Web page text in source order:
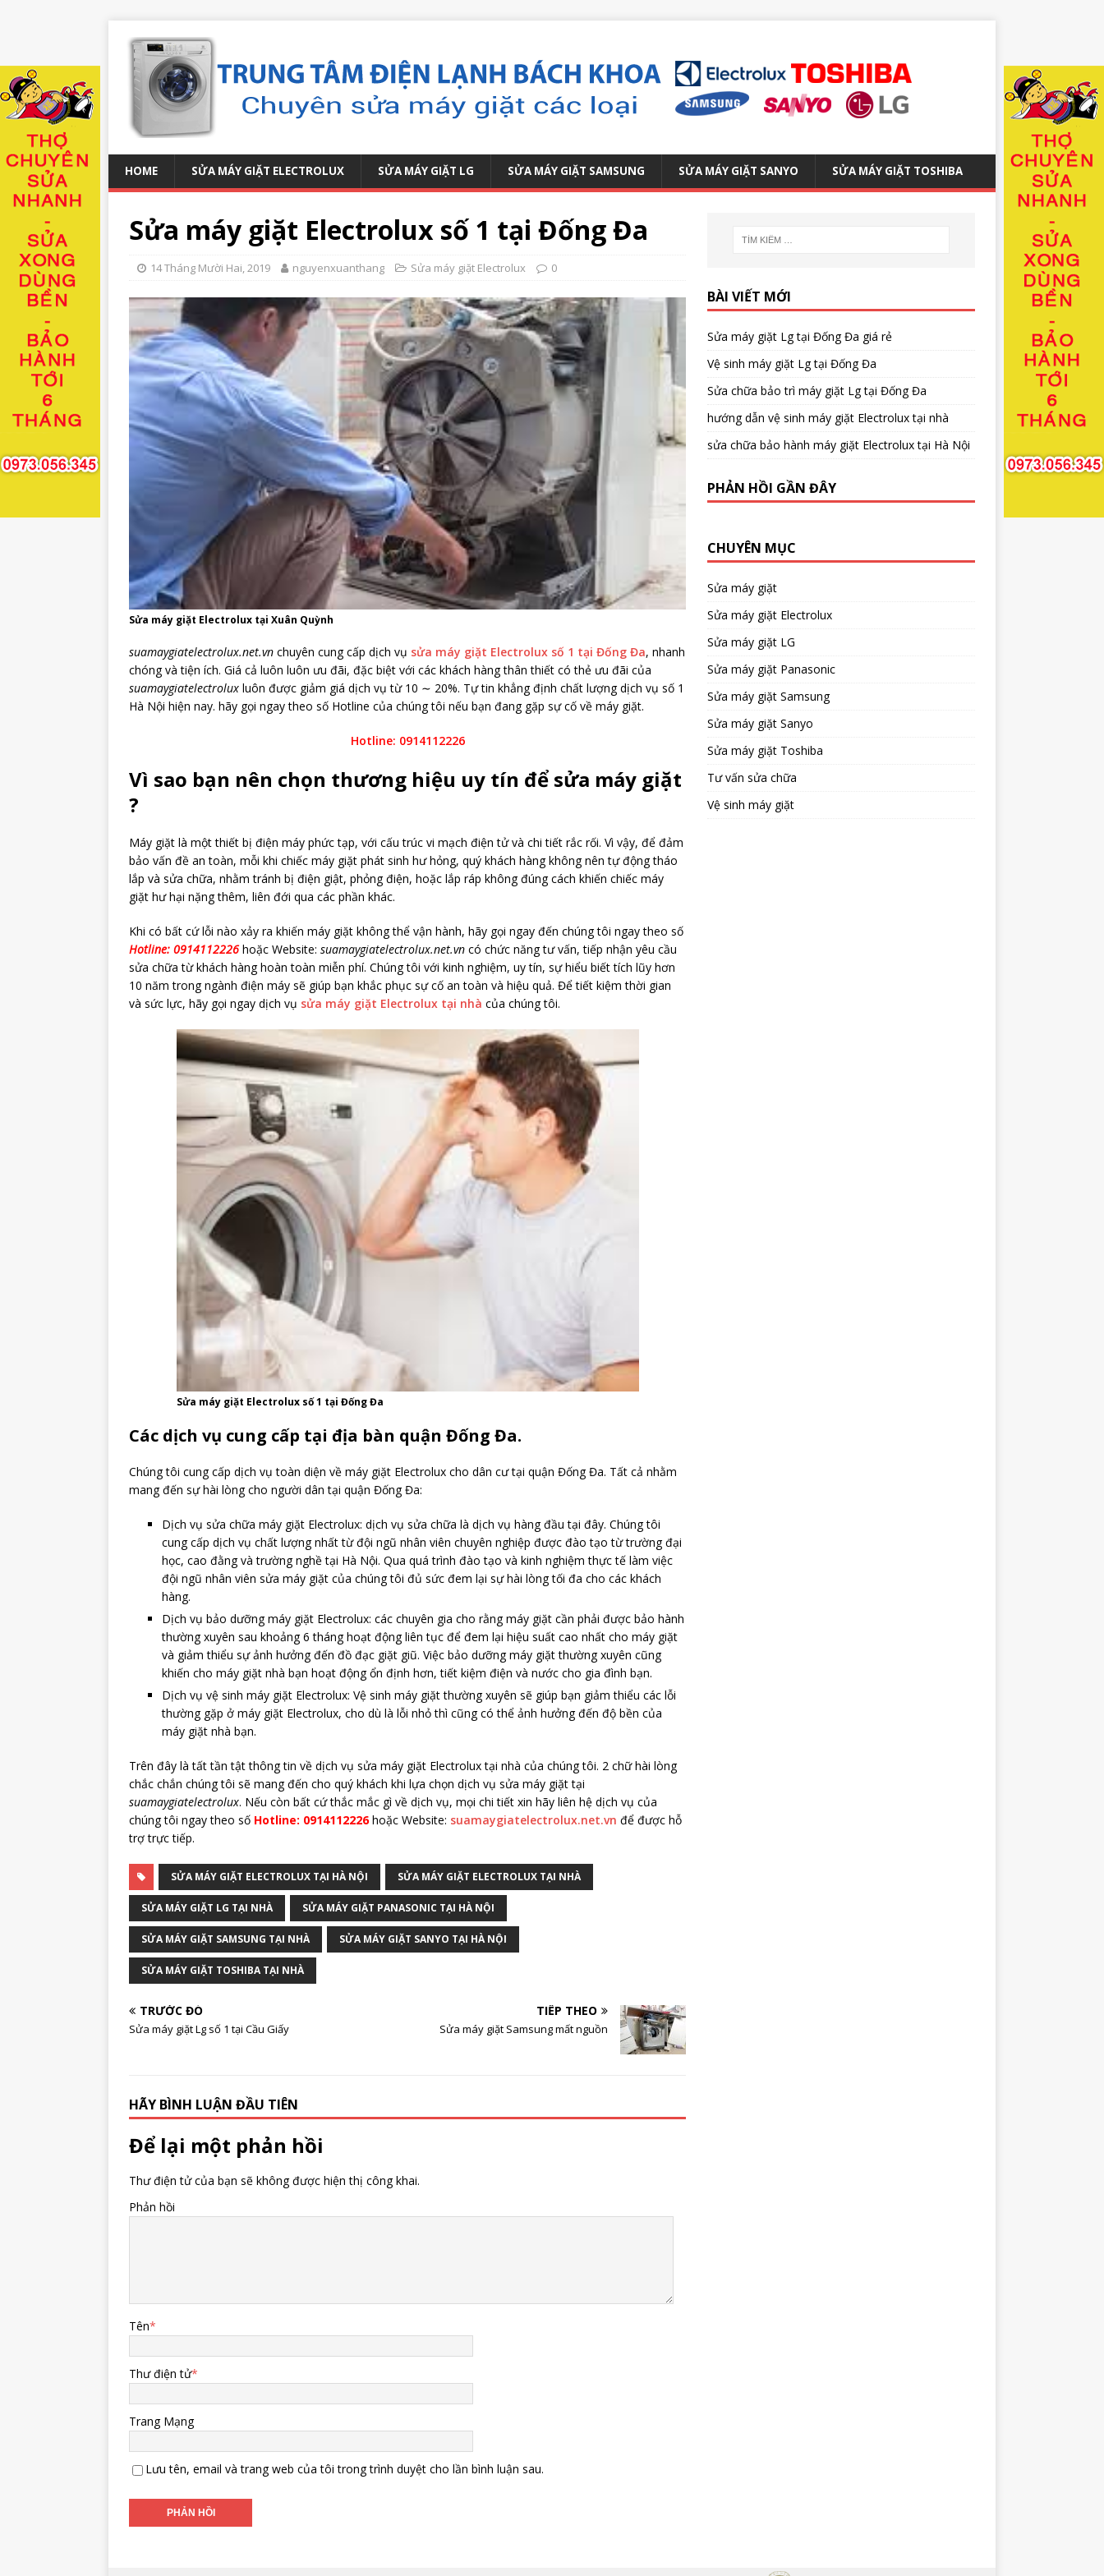
HOME SỬA MÁY GIẶT ELECTROLUX SỬA MÁY GIẶT LG SỬA MÁY GIẶT SAMSUNG SỬA MÁY GIẶT SANYO SỬA MÁY GIẶT TOSHIBA
Sửa máy giặt Electrolux số 1 tại Đống Đa
14 Tháng Mười Hai, 2019 nguyenxuanthang Sửa máy giặt Electrolux 0
Sửa máy giặt Electrolux tại Xuân Quỳnh
suamaygiatelectrolux.net.vn chuyên cung cấp dịch vụ sửa máy giặt Electrolux số 1 tại Đống Đa, nhanh
chóng và tiện ích. Giá cả luôn luôn ưu đãi, đặc biệt với các khách hàng thân thiết có thẻ ưu đãi của
suamaygiatelectrolux luôn được giảm giá dịch vụ từ 10 ∼ 20%. Tự tin khẳng định chất lượng dịch vụ số 1
Hà Nội hiện nay. hãy gọi ngay theo số Hotline của chúng tôi nếu bạn đang gặp sự cố về máy giặt.
Hotline: 0914112226
Vì sao bạn nên chọn thương hiệu uy tín để sửa máy giặt
?
Máy giặt là một thiết bị điện máy phức tạp, với cấu trúc vi mạch điện tử và chi tiết rắc rối. Vì vậy, để đảm
bảo vấn đề an toàn, mỗi khi chiếc máy giặt phát sinh hư hỏng, quý khách hàng không nên tự động tháo
lắp và sửa chữa, nhằm tránh bị điện giật, phỏng điện, hoặc lắp ráp không đúng cách khiến chiếc máy
giặt hư hại nặng thêm, liên đới qua các phần khác.
Khi có bất cứ lỗi nào xảy ra khiến máy giặt không thể vận hành, hãy gọi ngay đến chúng tôi ngay theo số
Hotline: 0914112226 hoặc Website: suamaygiatelectrolux.net.vn có chức năng tư vấn, tiếp nhận yêu cầu
sửa chữa từ khách hàng hoàn toàn miễn phí. Chúng tôi với kinh nghiệm, uy tín, sự hiểu biết tích lũy hơn
10 năm trong ngành điện máy sẽ giúp bạn khắc phục sự cố an toàn và hiệu quả. Để tiết kiệm thời gian
và sức lực, hãy gọi ngay dịch vụ sửa máy giặt Electrolux tại nhà của chúng tôi.
Sửa máy giặt Electrolux số 1 tại Đống Đa
Các dịch vụ cung cấp tại địa bàn quận Đống Đa.
Chúng tôi cung cấp dịch vụ toàn diện về máy giặt Electrolux cho dân cư tại quận Đống Đa. Tất cả nhằm
mang đến sự hài lòng cho người dân tại quận Đống Đa:
Dịch vụ sửa chữa máy giặt Electrolux: dịch vụ sửa chữa là dịch vụ hàng đầu tại đây. Chúng tôi
cung cấp dịch vụ chất lượng nhất từ đội ngũ nhân viên chuyên nghiệp được đào tạo từ trường đại
học, cao đằng và trường nghề tại Hà Nội. Qua quá trình đào tạo và kinh nghiệm thực tế làm việc
đội ngũ nhân viên sửa máy giặt của chúng tôi đủ sức đem lại sự hài lòng tối đa cho các khách
hàng.
Dịch vụ bảo dưỡng máy giặt Electrolux: các chuyên gia cho rằng máy giặt cần phải được bảo hành
thường xuyên sau khoảng 6 tháng hoạt động liên tục để đem lại hiệu suất cao nhất cho máy giặt
và giảm thiểu sự ảnh hưởng đến đồ đạc giặt giũ. Việc bảo dưỡng máy giặt thường xuyên cũng
khiến cho máy giặt nhà bạn hoạt động ổn định hơn, tiết kiệm điện và nước cho gia đình bạn.
Dịch vụ vệ sinh máy giặt Electrolux: Vệ sinh máy giặt thường xuyên sẽ giúp bạn giảm thiểu các lỗi
thường gặp ở máy giặt Electrolux, cho dù là lỗi nhỏ thì cũng có thể ảnh hưởng đến độ bền của
máy giặt nhà bạn.
Trên đây là tất tần tật thông tin về dịch vụ sửa máy giặt Electrolux tại nhà của chúng tôi. 2 chữ hài lòng
chắc chắn chúng tôi sẽ mang đến cho quý khách khi lựa chọn dịch vụ sửa máy giặt tại
suamaygiatelectrolux. Nếu còn bất cứ thắc mắc gì về dịch vụ, mọi chi tiết xin hãy liên hệ dịch vụ của
chúng tôi ngay theo số Hotline: 0914112226hoặc Website: suamaygiatelectrolux.net.vn để được hỗ
trợ trực tiếp.
SỬA MÁY GIẶT ELECTROLUX TẠI HÀ NỘI SỬA MÁY GIẶT ELECTROLUX TẠI NHÀ
SỬA MÁY GIẶT LG TẠI NHÀ SỬA MÁY GIẶT PANASONIC TẠI HÀ NỘI
SỬA MÁY GIẶT SAMSUNG TẠI NHÀ SỬA MÁY GIẶT SANYO TẠI HÀ NỘI
SỬA MÁY GIẶT TOSHIBA TẠI NHÀ
TRƯỚC ĐÓ
Sửa máy giặt Lg số 1 tại Cầu Giấy
TIẾP THEO
Sửa máy giặt Samsung mất nguồn
HÃY BÌNH LUẬN ĐẦU TIÊN
Để lại một phản hồi
Thư điện tử của bạn sẽ không được hiện thị công khai.
Phản hồi
Tên*
Thư điện tử*
Trang Mạng
Lưu tên, email và trang web của tôi trong trình duyệt cho lần bình luận sau.
BÀI VIẾT MỚI
Sửa máy giặt Lg tại Đống Đa giá rẻ
Vệ sinh máy giặt Lg tại Đống Đa
Sửa chữa bảo trì máy giặt Lg tại Đống Đa
hướng dẫn vệ sinh máy giặt Electrolux tại nhà
sửa chữa bảo hành máy giặt Electrolux tại Hà Nội
PHẢN HỒI GẦN ĐÂY
CHUYÊN MỤC
Sửa máy giặt
Sửa máy giặt Electrolux
Sửa máy giặt LG
Sửa máy giặt Panasonic
Sửa máy giặt Samsung
Sửa máy giặt Sanyo
Sửa máy giặt Toshiba
Tư vấn sửa chữa
Vệ sinh máy giặt